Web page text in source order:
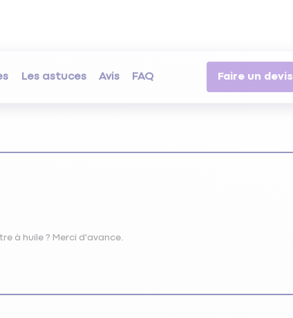
Les astuces Avis FAQ Faire un devis
à huile ? Merci d'avance.